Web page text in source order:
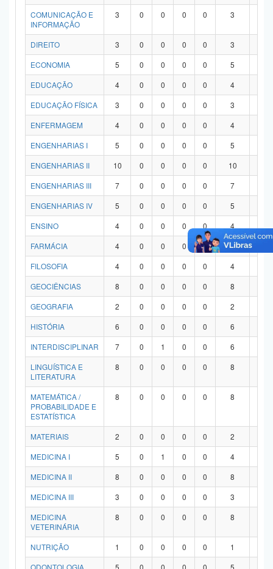
COMUNICAÇÃO E
INFORMAÇÃO
3 0 0 0 0 3
DIREITO 3 0 0 0 0 3
ECONOMIA
5 0 0 0 0 5
EDUCAÇÃO
4 0 0 0 0 4
EDUCAÇÃO FÍSICA
3 0 0 0 0 3
ENFERMAGEM
4 0 0 0 0 4
ENGENHARIAS I
5 0 0 0 0 5
ENGENHARIAS II
10 0 0 0 0 10
ENGENHARIAS III
7 0 0 0 0 7
ENGENHARIAS IV
5 0 0 0 0 5
ENSINO
4 0 0 0 0 4
FARMÁCIA
4 0 0 0 0 4
FILOSOFIA
4 0 0 0 0 4
GEOCIÊNCIAS
8 0 0 0 0 8
GEOGRAFIA
2 0 0 0 0 2
HISTÓRIA
6 0 0 0 0 6
INTERDISCIPLINAR
7 0 1 0 0 6
LINGUÍSTICA E
LITERATURA
8 0 0 0 0 8
MATEMÁTICA /
PROBABILIDADE E
ESTATÍSTICA
8 0 0 0 0 8
MATERIAIS 2 0 0 0 0 2
MEDICINA I
5 0 1 0 0 4
MEDICINA II
8 0 0 0 0 8
MEDICINA III
3 0 0 0 0 3
MEDICINA
VETERINÁRIA
8 0 0 0 0 8
NUTRIÇÃO 1 0 0 0 0 1
ODONTOLOGIA
5 0 0 0 0 5